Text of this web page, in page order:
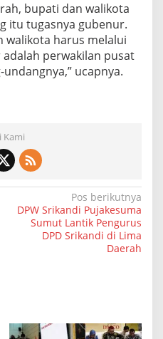
bupati dan walikota
itu tugasnya gubenur.
walikota harus melalui
perwakilan pusat
ucapnya.
Kami
Pos berikutnya
DPW Srikandi Pujakesuma
Sumut Lantik Pengurus
DPD Srikandi di Lima
Daerah